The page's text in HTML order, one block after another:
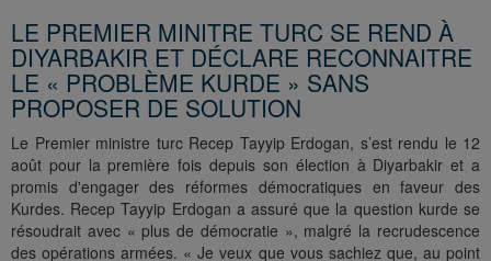
LE PREMIER MINITRE TURC SE REND À
DIYARBAKIR ET DÉCLARE RECONNAITRE
LE « PROBLÈME KURDE » SANS
PROPOSER DE SOLUTION
Le Premier ministre turc Recep Tayyip Erdogan, s’est rendu le 12
août pour la première fois depuis son élection à Diyarbakir et a
promis d'engager des réformes démocratiques en faveur des
Kurdes. Recep Tayyip Erdogan a assuré que la question kurde se
résoudrait avec « plus de démocratie », malgré la recrudescence
des opérations armées. « Je veux que vous sachiez que, au point